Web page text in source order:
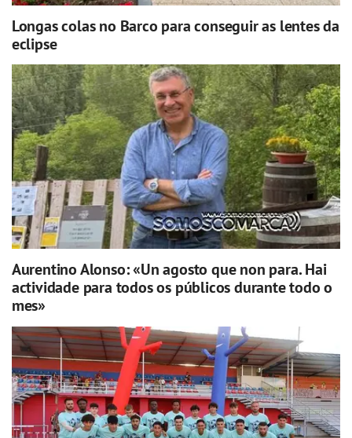
Longas colas no Barco para conseguir as lentes da
eclipse
Aurentino Alonso: «Un agosto que non para. Hai
actividade para todos os públicos durante todo o
mes»